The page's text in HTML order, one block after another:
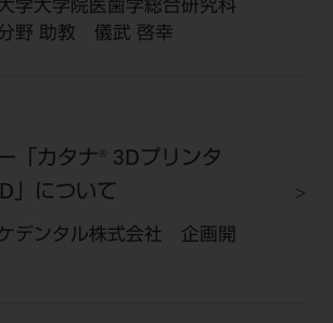
学大学院医歯学総合研究科
野 助教 儀武 啓幸
「カタナ® 3Dプリンタ
」について
デンタル株式会社 企画開